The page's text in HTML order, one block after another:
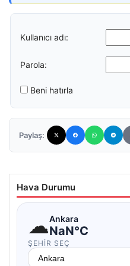
Kullanıcı adı:
Parola:
Beni hatırla
Paylaş:
Hava Durumu
☁Ankara
NaN°C
ŞEHIR SEÇ